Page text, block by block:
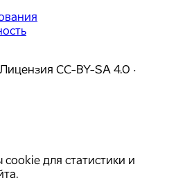
Лицензия CC-BY-SA 4.0 ·
для статистики и